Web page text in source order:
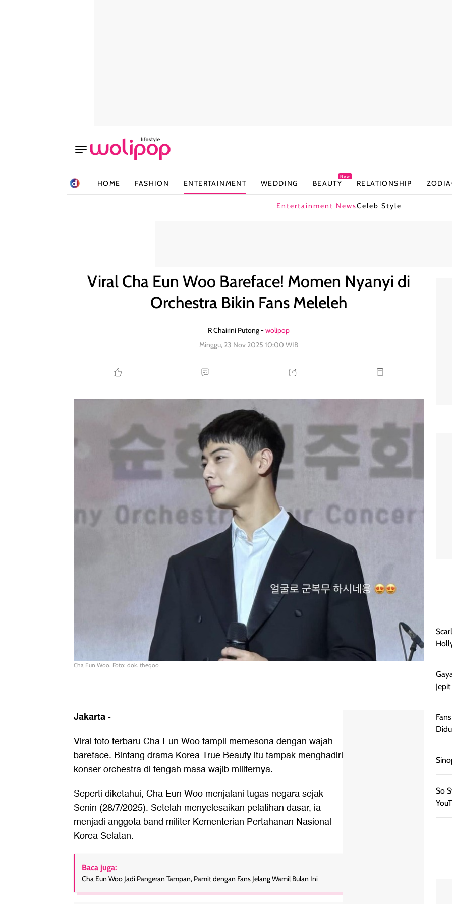
HOME FASHION ENTERTAINMENT WEDDING BEAUTY
New
RELATIONSHIP
Entertainment NewsCeleb Style
Viral Cha Eun Woo Bareface! Momen Nyanyi di
Orchestra Bikin Fans Meleleh
R Chairini Putong -wolipop
Minggu, 23 Nov 2025 10:00 WIB
Cha Eun Woo. Foto: dok. theqoo
Jakarta-
Viral foto terbaru Cha Eun Woo tampil memesona dengan wajah
bareface. Bintang drama Korea True Beauty itu tampak menghadiri
konser orchestra di tengah masa wajib militernya.
Seperti diketahui, Cha Eun Woo menjalani tugas negara sejak
Senin (28/7/2025). Setelah menyelesaikan pelatihan dasar, ia
menjadi anggota band militer Kementerian Pertahanan Nasional
Korea Selatan.
Baca juga:
Cha Eun Woo Jadi Pangeran Tampan, Pamit dengan Fans Jelang Wamil Bulan Ini
So